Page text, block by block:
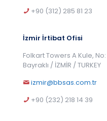
+90 (312) 285 81 23
İzmir İrtibat Ofisi
Folkart Towers A Kule,
Bayraklı / İZMİR / TURKEY
izmir@bbsas.com.tr
+90 (232) 218 14 39